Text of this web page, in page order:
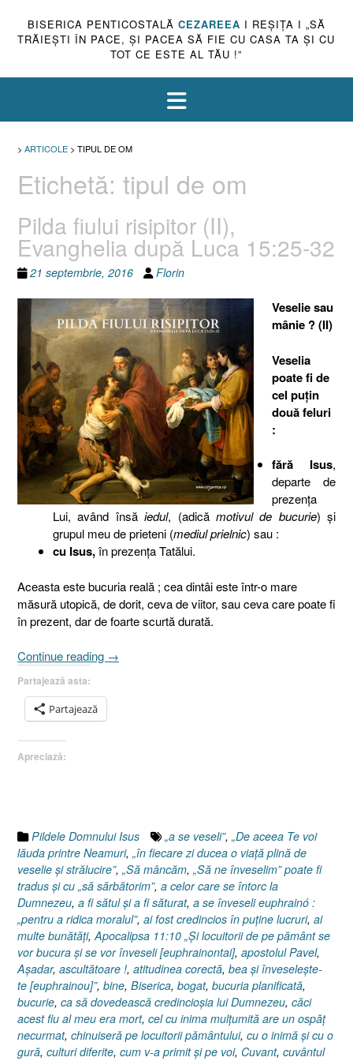
BISERICA PENTICOSTALĂ CEZAREEA I REŞIŢA I „SĂ
TRĂIEŞTI ÎN PACE, ŞI PACEA SĂ FIE CU CASA TA ŞI CU
TOT CE ESTE AL TĂU !”
> ARTICOLE > TIPUL DE OM
Etichetă: tipul de om
Pilda fiului risipitor (II),
Evanghelia după Luca 15:25-32
21 septembrie, 2016 Florin
Veselie sau
mânie ? (II)
Veselia
poate fi de
cel puţin
două feluri
:
fără Isus,
departe de
prezenţa
Lui, având însăiedul, (adicămotivul de bucurie) şi
grupul meu de prieteni (mediul prielnic) sau :
cu Isus,în prezenţa Tatălui.
Aceasta este bucuria reală ; cea dintâi este într-o mare
măsură utopică, de dorit, ceva de viitor, sau ceva care poate fi
în prezent, dar de foarte scurtă durată.
Continue reading „Pilda
Evanghelia
→
Partajează asta:
Partajează
Apreciază:
Pildele Domnului Isus „a se veseli”, „De aceea Te voi
lăuda printre Neamuri, „în fiecare zi ducea o viaţă plină de
veselie şi strălucire”, „Să mâncăm, „Să ne înveselim” poate fi
tradus şi cu „să sărbătorim”, a celor care se întorc la
Dumnezeu, a fi sătul şi a fi săturat, a se înveseli euphrainó :
„pentru a ridica moralul”, ai fost credincios în puţine lucruri, ai
multe bunătăţi,Apocalipsa 11:10 „Şi locuitorii de pe pământ se
vor bucura şi se vor înveseli [euphrainontai], apostolul Pavel,
Aşadar, ascultătoare !, atitudinea corectă, bea şi înveseleşte-
te [euphrainou]”, bine, Biserica, bogat, bucuria planificată,
bucurie, ca să dovedească credincioşia lui Dumnezeu, căci
acest fiu al meu era mort, cel cu inima mulţumită are un ospăţ
necurmat, chinuiseră pe locuitorii pământului, cu o inimă şi cu o
gură, culturi diferite, cum v-a primit şi pe voi, Cuvant, cuvântul